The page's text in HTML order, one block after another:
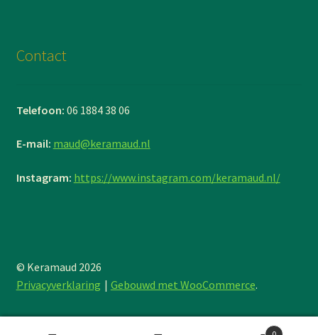
Contact
Telefoon: 06 1884 38 06
E-mail: maud@keramaud.nl
Instagram: https://www.instagram.com/keramaud.nl/
© Keramaud 2026
Privacyverklaring
Gebouwd met WooCommerce.